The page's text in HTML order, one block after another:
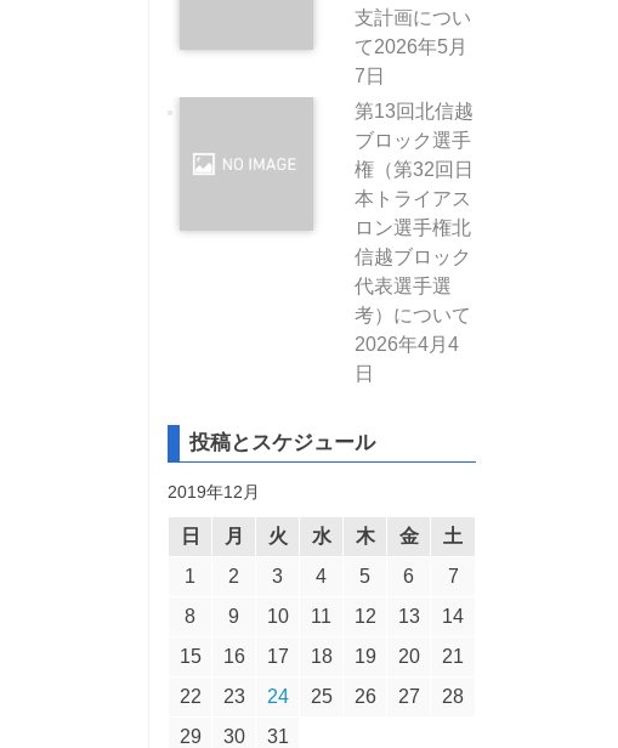
支計画につい
て2026年5月
7日
第13回北信越
ブロック選手
権（第32回日
本トライアス
ロン選手権北
信越ブロック
代表選手選
考）について
2026年4月4
日
投稿とスケジュール
2019年12月
日 月 火 水 木 金 土
1 2 3 4 5 6
7
8
9 10 11 12 13
14
15
16 17 18 19 20
21
22
23 24 25 26 27
28
29
30 31